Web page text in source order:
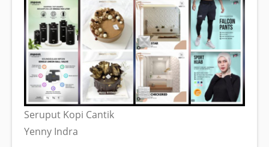
Seruput Kopi Cantik
Yenny Indra